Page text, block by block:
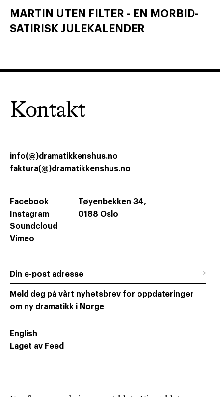
MARTIN UTEN FILTER - EN MORBID-
SATIRISK JULEKALENDER
Kontakt
Tøyenbekken 34,
0188 Oslo
info(@)dramatikkenshus.no
faktura(@)dramatikkenshus.no
Facebook
Instagram
Soundcloud
Vimeo
Din e-post adresse →
Meld deg på vårt nyhetsbrev for oppdateringer
om ny dramatikk i Norge
English
Laget av Feed